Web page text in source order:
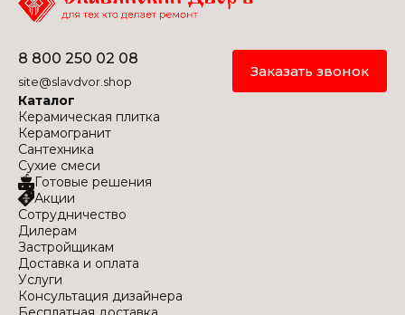
8 800 250 02 08
site@slavdvor.shop
Заказать звонок
Каталог
Керамическая плитка
Керамогранит
Сантехника
Сухие смеси
Готовые решения
Акции
Сотрудничество
Дилерам
Застройщикам
Доставка и оплата
Услуги
Консультация дизайнера